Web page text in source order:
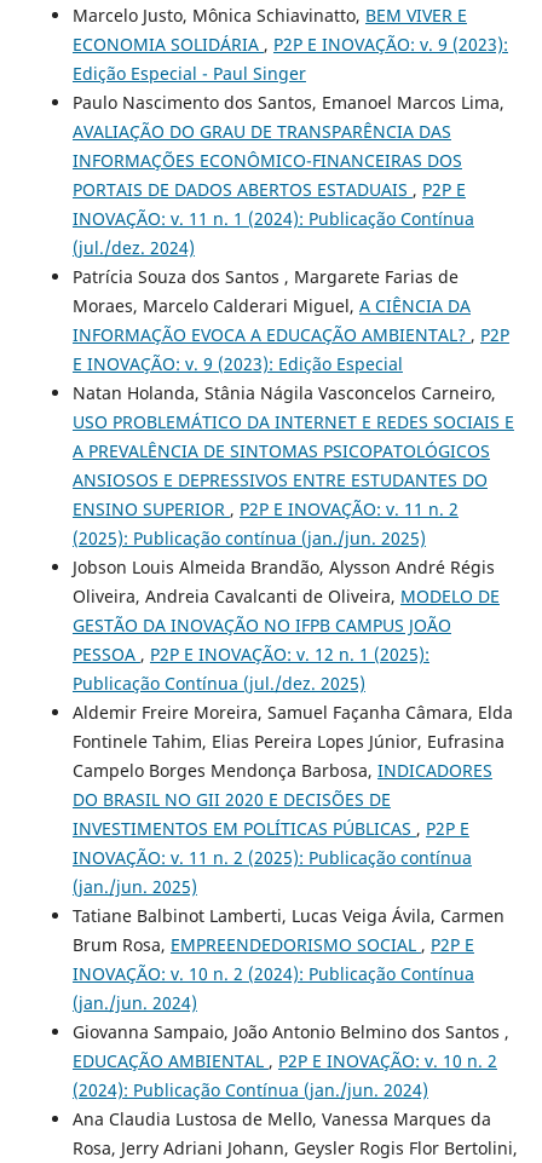
Marcelo Justo, Mônica Schiavinatto, BEM VIVER E
ECONOMIA SOLIDÁRIA , P2P E INOVAÇÃO: v. 9 (2023):
Edição Especial - Paul Singer
Paulo Nascimento dos Santos, Emanoel Marcos Lima,
AVALIAÇÃO DO GRAU DE TRANSPARÊNCIA DAS
INFORMAÇÕES ECONÔMICO-FINANCEIRAS DOS
PORTAIS DE DADOS ABERTOS ESTADUAIS , P2P E
INOVAÇÃO: v. 11 n. 1 (2024): Publicação Contínua
(jul./dez. 2024)
Patrícia Souza dos Santos , Margarete Farias de
Moraes, Marcelo Calderari Miguel, A CIÊNCIA DA
INFORMAÇÃO EVOCA A EDUCAÇÃO AMBIENTAL? , P2P
E INOVAÇÃO: v. 9 (2023): Edição Especial
Natan Holanda, Stânia Nágila Vasconcelos Carneiro,
USO PROBLEMÁTICO DA INTERNET E REDES SOCIAIS E
A PREVALÊNCIA DE SINTOMAS PSICOPATOLÓGICOS
ANSIOSOS E DEPRESSIVOS ENTRE ESTUDANTES DO
ENSINO SUPERIOR , P2P E INOVAÇÃO: v. 11 n. 2
(2025): Publicação contínua (jan./jun. 2025)
Jobson Louis Almeida Brandão, Alysson André Régis
Oliveira, Andreia Cavalcanti de Oliveira, MODELO DE
GESTÃO DA INOVAÇÃO NO IFPB CAMPUS JOÃO
PESSOA , P2P E INOVAÇÃO: v. 12 n. 1 (2025):
Publicação Contínua (jul./dez. 2025)
Aldemir Freire Moreira, Samuel Façanha Câmara, Elda
Fontinele Tahim, Elias Pereira Lopes Júnior, Eufrasina
Campelo Borges Mendonça Barbosa, INDICADORES
DO BRASIL NO GII 2020 E DECISÕES DE
INVESTIMENTOS EM POLÍTICAS PÚBLICAS , P2P E
INOVAÇÃO: v. 11 n. 2 (2025): Publicação contínua
(jan./jun. 2025)
Tatiane Balbinot Lamberti, Lucas Veiga Ávila, Carmen
Brum Rosa, EMPREENDEDORISMO SOCIAL , P2P E
INOVAÇÃO: v. 10 n. 2 (2024): Publicação Contínua
(jan./jun. 2024)
Giovanna Sampaio, João Antonio Belmino dos Santos ,
EDUCAÇÃO AMBIENTAL , P2P E INOVAÇÃO: v. 10 n. 2
(2024): Publicação Contínua (jan./jun. 2024)
Ana Claudia Lustosa de Mello, Vanessa Marques da
Rosa, Jerry Adriani Johann, Geysler Rogis Flor Bertolini,